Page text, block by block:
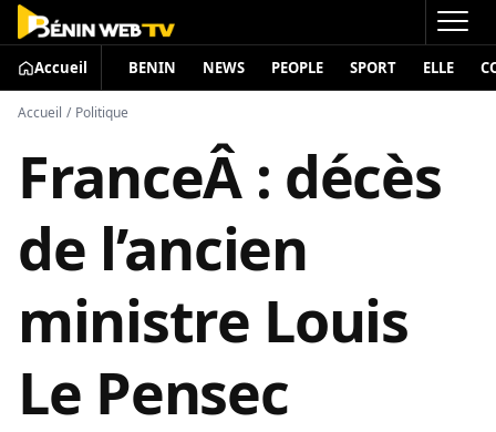
Accueil BENIN NEWS PEOPLE SPORT ELLE
Accueil / Politique
FranceÂ : décès
de l’ancien
ministre Louis
Le Pensec